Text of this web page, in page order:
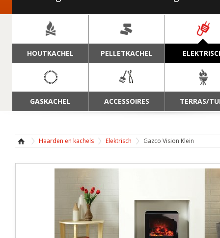
NAVIGATIE
HOUTKACHEL PELLETKACHEL
GASKACHEL ACCESSOIRES TERRAS/
Haarden en kachels Elektrisch Gazco Vision Klein